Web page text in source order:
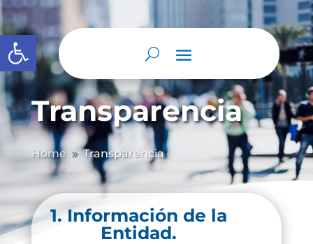
Abrir barra de herramientas
Transparencia
Home 9 Transparencia
1. Información de la
Entidad.